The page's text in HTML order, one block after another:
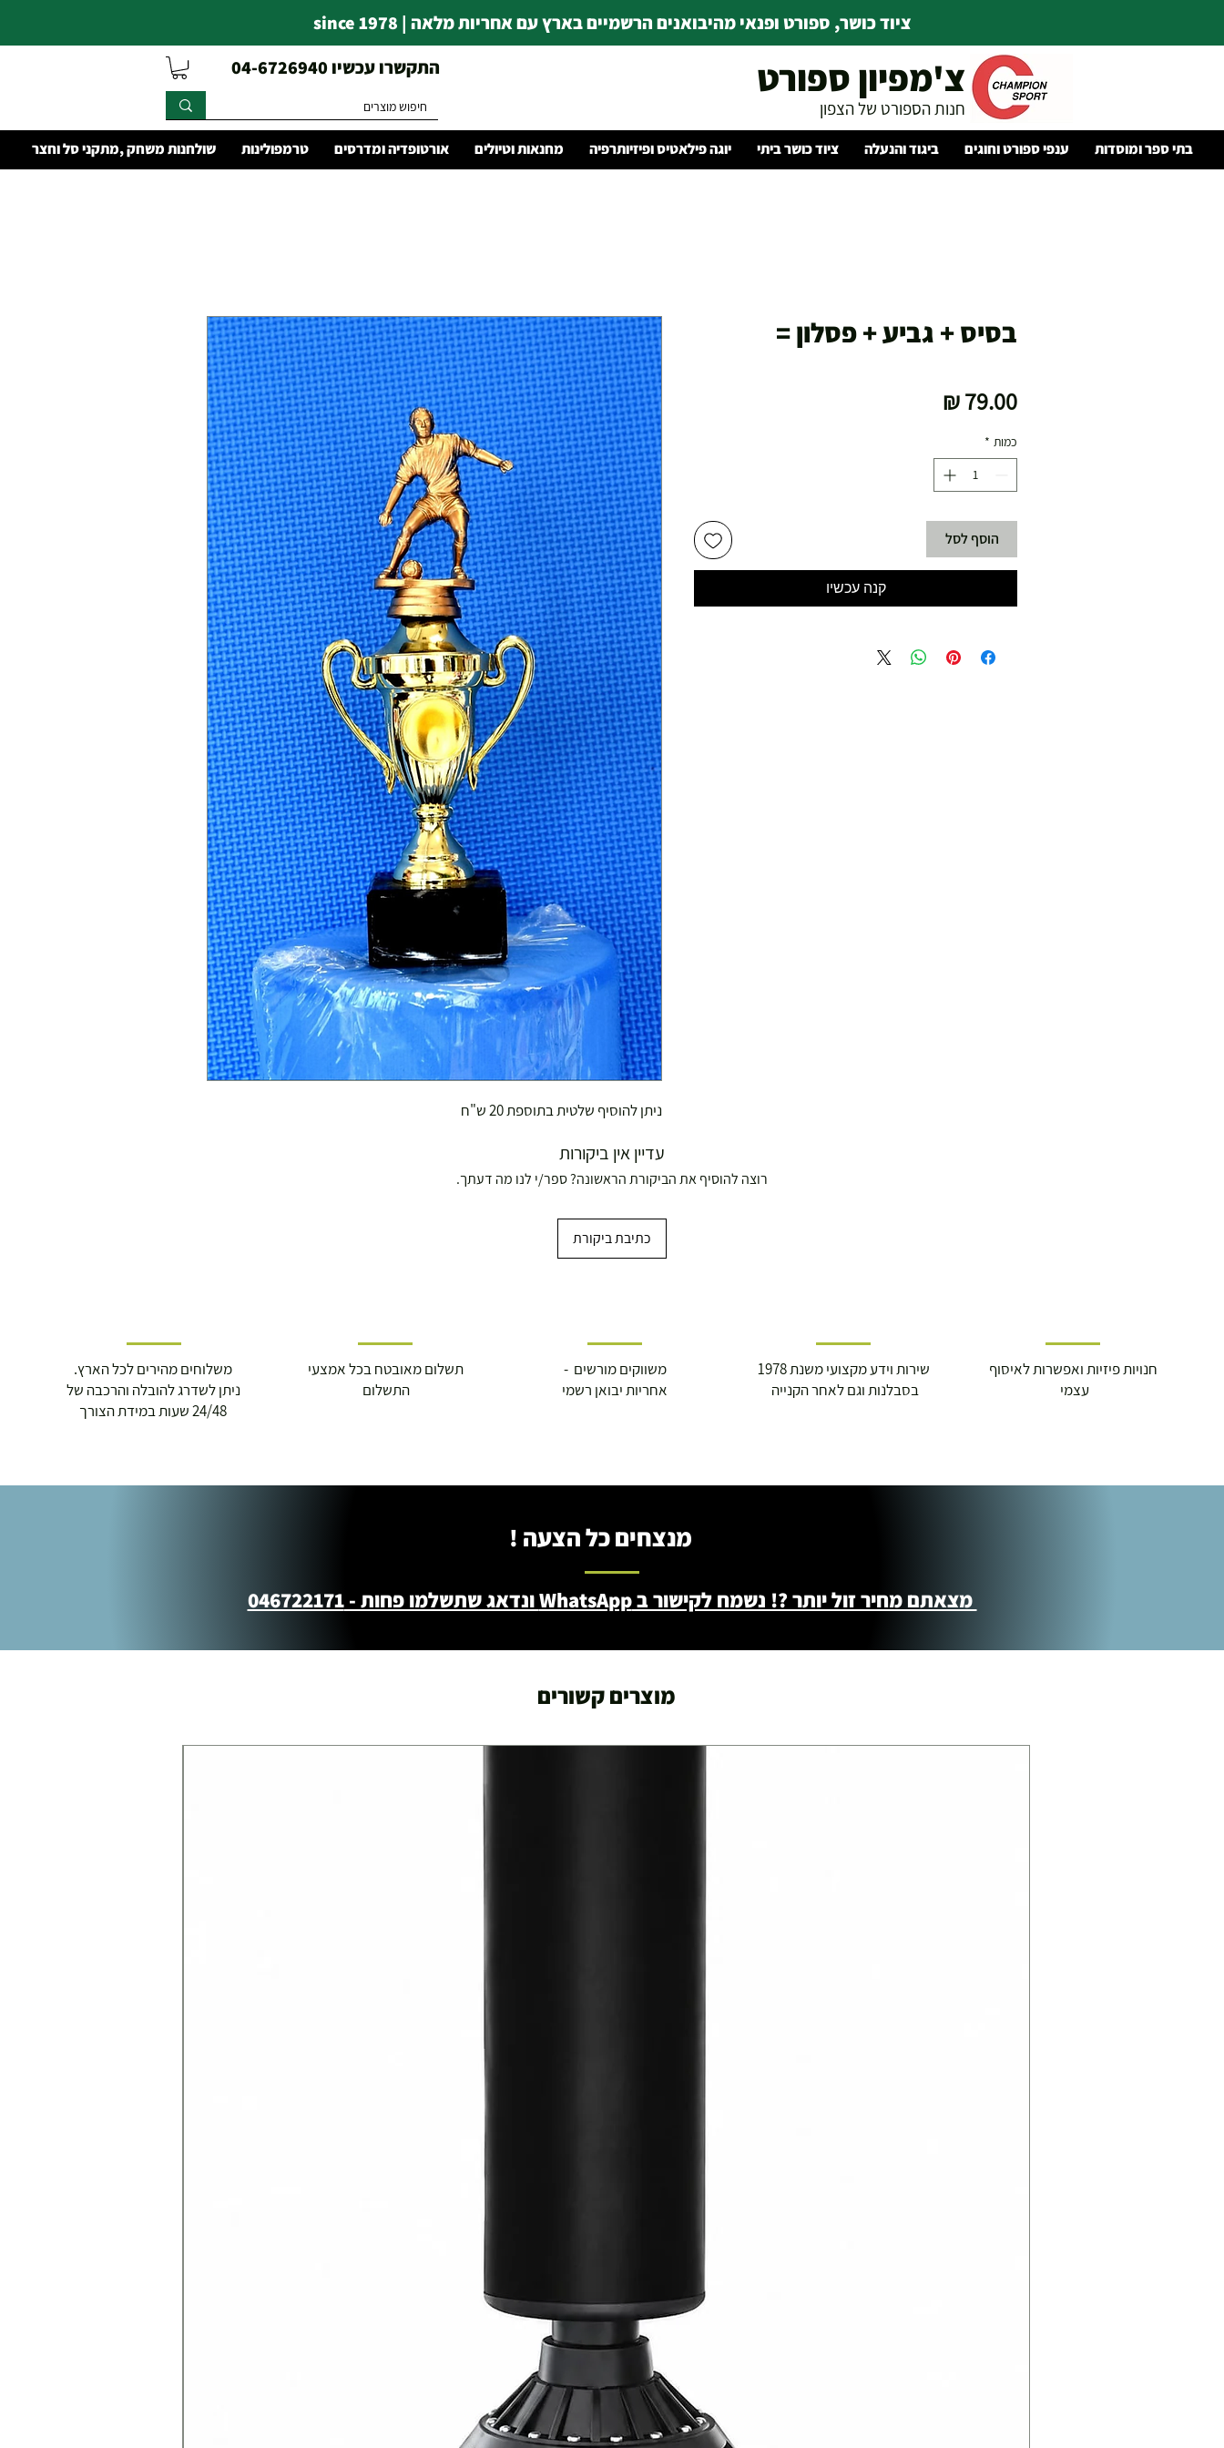
ציוד כושר, ספורט ופנאי מהיבואנים הרשמיים בארץ עם אחריות מלאה | since 1978
התקשרו עכשיו 04-6726940
צ'מפיון ספורט
חנות הספורט של הצפון
בתי ספר ומוסדות ענפי ספורט וחוגים ביגוד והנעלה ציוד כושר ביתי יוגה פילאטיס ופיזיותרפיה מחנאות וטיולים אורטופדיה ומדרסים טרמפולינות שולחנות משחק ,מתקני סל וחצר
ניתן להוסיף שלטית בתוספת 20 ש"ח
בסיס + גביע + פסלון =
כמות *
הוסף לסל
קנה עכשיו
עדיין אין ביקורות
רוצה להוסיף את הביקורת הראשונה? ספר/י לנו מה דעתך.
כתיבת ביקורת
משלוחים מהירים לכל הארץ.
ניתן לשדרג להובלה והרכבה של
24/48 שעות במידת הצורך
תשלום מאובטח בכל אמצעי
התשלום
משווקים מורשים -
אחריות יבואן רשמי
שירות וידע מקצועי משנת 1978
בסבלנות וגם לאחר הקנייה
חנויות פיזיות ואפשרות לאיסוף
עצמי
מנצחים כל הצעה !
מצאתם מחיר זול יותר ?! נשמח לקישור ב WhatsApp ונדאג שתשלמו פחות - 046722171
מוצרים קשורים